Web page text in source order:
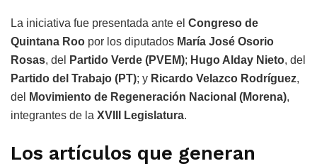
La iniciativa fue presentada ante el Congreso de
Quintana Roo por los diputados María José Osorio
Rosas, del Partido Verde (PVEM); Hugo Alday Nieto, del
Partido del Trabajo (PT); y Ricardo Velazco Rodríguez,
del
Movimiento de Regeneración Nacional (Morena),
integrantes de la XVIII Legislatura.
Los artículos que generan